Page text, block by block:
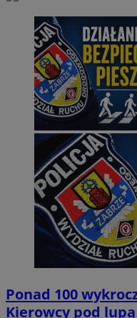
Ponad 100
Kierowcy pod